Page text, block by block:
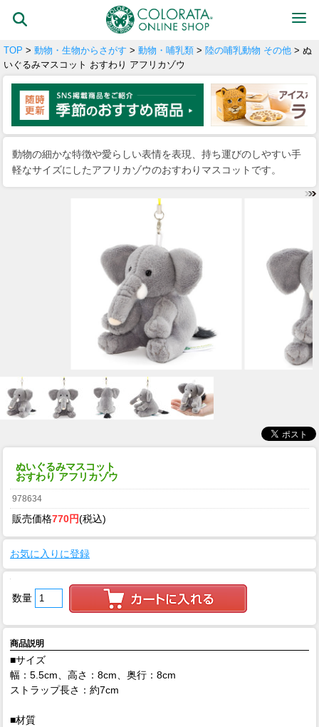
TOP > 動物・生物からさがす > 動物・哺乳類 > 陸の哺乳動物 その他 > ぬ
いぐるみマスコット おすわり アフリカゾウ
動物の細かな特徴や愛らしい表情を表現、持ち運びのしやすい手
軽なサイズにしたアフリカゾウのおすわりマスコットです。
ぬいぐるみマスコット
おすわり アフリカゾウ
978634
販売価格770円(税込)
お気に入りに登録
数量
商品説明
■サイズ
幅：5.5cm、高さ：8cm、奥行：8cm
ストラップ長さ：約7cm
■材質